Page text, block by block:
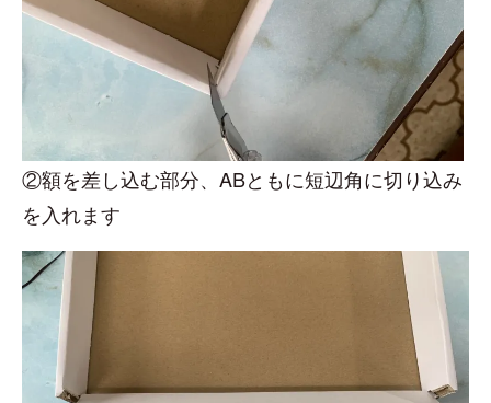
②額を差し込む部分、ABともに短辺角に切り込み
を入れます